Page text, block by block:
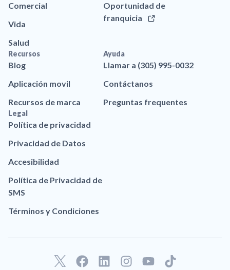
Comercial
Vida
Salud
Oportunidad de
franquicia
Recursos
Blog
Aplicación movil
Recursos de marca
Ayuda
Llamar a (305) 995-0032
Contáctanos
Preguntas frequentes
Legal
Política de privacidad
Privacidad de Datos
Accesibilidad
Política de Privacidad de
SMS
Términos y Condiciones
F
L
I
Y
T